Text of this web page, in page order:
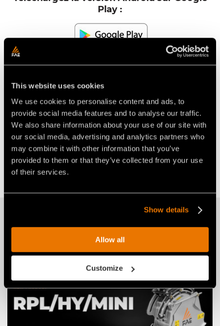
This website uses cookies
We use cookies to personalise content and ads, to
provide social media features and to analyse our traffic.
We also share information about your use of our site with
our social media, advertising and analytics partners who
may combine it with other information that you’ve
provided to them or that they’ve collected from your use
of their services.
Show details
Allow all
Customize
Play :
Page produit RCU45